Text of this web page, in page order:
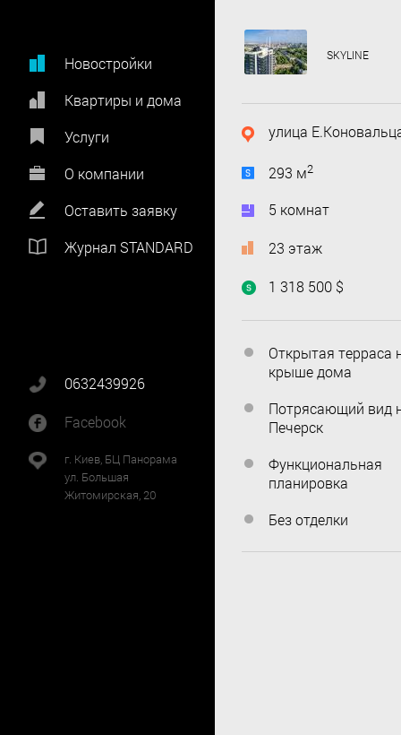
Новостройки
Квартиры и дома
Услуги
О компании
Оставить заявку
Журнал STANDARD
0632439926
Facebook
г. Киев, БЦ Панорама
ул. Большая
Житомирская, 20
SKYLINE
улица
293 м2
5 комнат
23 этаж
1 318 500 $
Открытая терраса
крыше дома
Потрясающий вид
Печерск
Функциональная
планировка
Без отделки